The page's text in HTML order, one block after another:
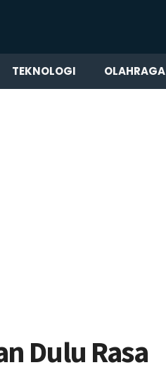
TEKNOLOGI OLAHRAGA
Dulu Rasa